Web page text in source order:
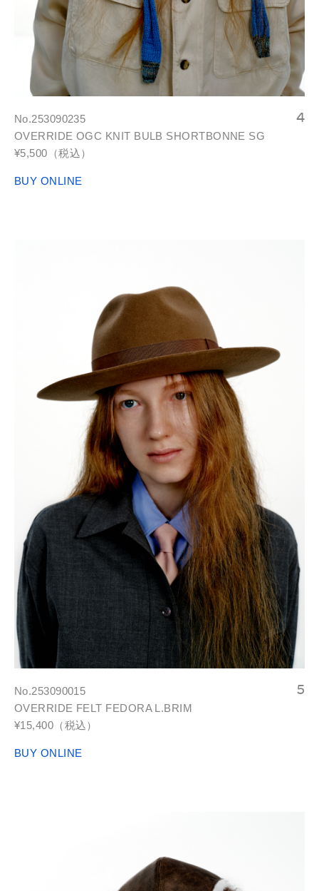
No.253090235
OVERRIDE OGC KNIT BULB SHORTBONNE SG
¥5,500（税込）
BUY ONLINE
No.253090015
OVERRIDE FELT FEDORA L.BRIM
¥15,400（税込）
BUY ONLINE